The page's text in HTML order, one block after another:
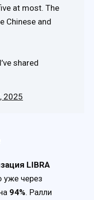
at most. The
Chinese and
shared
2025
LIBRA
уже через
94%. Ралли